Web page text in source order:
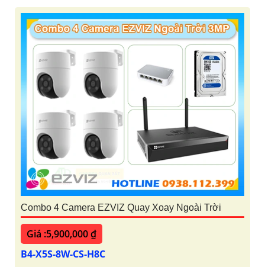
Combo 4 Camera EZVIZ Quay Xoay Ngoài Trời
Giá :5,900,000 ₫
B4-X5S-8W-CS-H8C